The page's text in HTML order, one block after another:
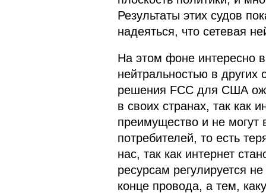
Результаты этих судов
надеяться, что сетевая
На этом фоне интересно
нейтральностью в
решения FCC для США
в своих странах, так как
преимущество и не могут
потребителей, то есть
нас, так как интернет
ресурсам регулируется
конце провода, а тем,